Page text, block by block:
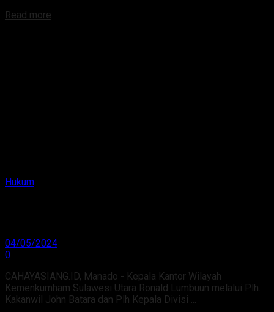
Read more
Hukum
04/05/2024
0
CAHAYASIANG.ID, Manado - Kepala Kantor Wilayah
Kemenkumham Sulawesi Utara Ronald Lumbuun melalui Plh.
Kakanwil John Batara dan Plh Kepala Divisi ...